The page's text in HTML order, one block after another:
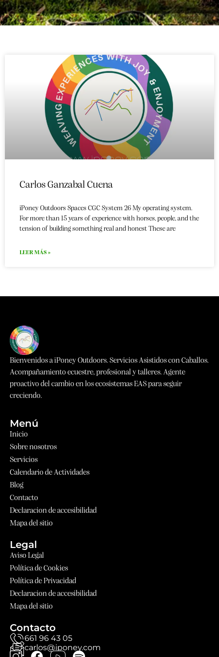
Carlos Ganzabal Cuena
iPoney Outdoors Spaces CGC System 26 My operating system.
For more than 15 years of experience with horses, people, and the
tension of building something real and honest These are
LEER MÁS »
Bienvenidos a iPoney Outdoors. Servicios Asistidos con Caballos.
Acompañamiento ecuestre, profesional y talleres. Agente
proactivo del cambio en los ecosistemas EAS para seguir
creciendo.
Menú
Inicio
Sobre nosotros
Servicios
Calendario de Actividades
Blog
Contacto
Declaracion de accesibilidad
Mapa del sitio
Legal
Aviso Legal
Política de Cookies
Política de Privacidad
Declaracion de accesibilidad
Mapa del sitio
Contacto
661 96 43 05
carlos@iponey.com